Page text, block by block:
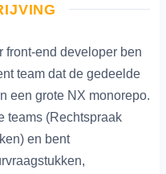
front-end developer ben
team dat de gedeelde
een grote NX monorepo.
teams (Rechtspraak
en bent